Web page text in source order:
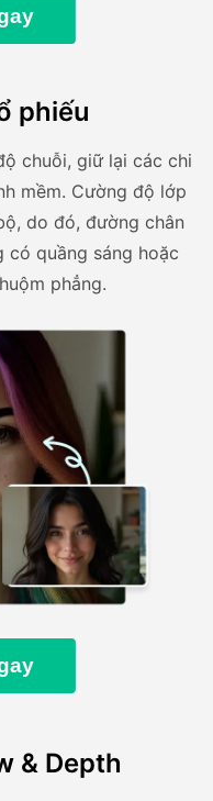
phiếu
chuỗi, giữ lại các chi
mềm. Cường độ lớp
do đó, đường chân
có quầng sáng hoặc
phẳng.
& Depth